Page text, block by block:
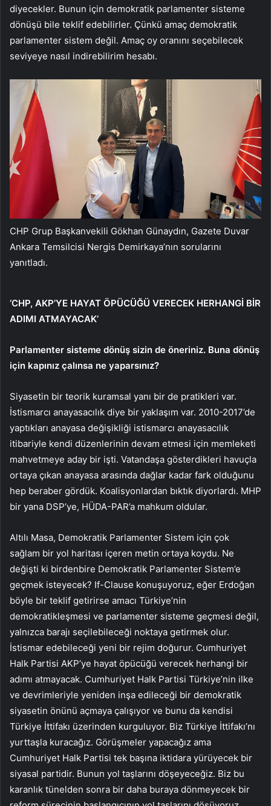
diyecekler. Bunun için demokratik parlamenter sisteme
dönüşü bile teklif edebilirler. Çünkü amaç demokratik
parlamenter sistem değil. Amaç oy oranını seçebilecek
seviyeye nasıl indirebilirim hesabı.
CHP Grup Başkanvekili Gökhan Günaydın, Gazete Duvar
Ankara Temsilcisi Nergis Demirkaya’nın sorularını
yanıtladı.
‘CHP, AKP’YE HAYAT ÖPÜCÜĞÜ VERECEK HERHANGİ BİR
ADIMI ATMAYACAK’
Parlamenter sisteme dönüş sizin de öneriniz. Buna dönüş
için kapınız çalınsa ne yaparsınız?
Siyasetin bir teorik kuramsal yanı bir de pratikleri var.
İstismarcı anayasacılık diye bir yaklaşım var. 2010-2017’de
yaptıkları anayasa değişikliği istismarcı anayasacılık
itibariyle kendi düzenlerinin devam etmesi için memleketi
mahvetmeye aday bir işti. Vatandaşa gösterdikleri havuçla
ortaya çıkan anayasa arasında dağlar kadar fark olduğunu
hep beraber gördük. Koalisyonlardan bıktık diyorlardı. MHP
bir yana DSP’ye, HÜDA-PAR’a mahkum oldular.
Altılı Masa, Demokratik Parlamenter Sistem için çok
sağlam bir yol haritası içeren metin ortaya koydu. Ne
değişti ki birdenbire Demokratik Parlamenter Sistem’e
geçmek isteyecek? If-Clause konuşuyoruz, eğer Erdoğan
böyle bir teklif getirirse amacı Türkiye’nin
demokratikleşmesi ve parlamenter sisteme geçmesi değil,
yalnızca barajı seçilebileceği noktaya getirmek olur.
İstismar edebileceği yeni bir rejim doğurur. Cumhuriyet
Halk Partisi AKP’ye hayat öpücüğü verecek herhangi bir
adımı atmayacak. Cumhuriyet Halk Partisi Türkiye’nin ilke
ve devrimleriyle yeniden inşa edileceği bir demokratik
siyasetin önünü açmaya çalışıyor ve bunu da kendisi
Türkiye İttifakı üzerinden kurguluyor. Biz Türkiye İttifakı’nı
yurttaşla kuracağız. Görüşmeler yapacağız ama
Cumhuriyet Halk Partisi tek başına iktidara yürüyecek bir
siyasal partidir. Bunun yol taşlarını döşeyeceğiz. Biz bu
karanlık tünelden sonra bir daha buraya dönmeyecek bir